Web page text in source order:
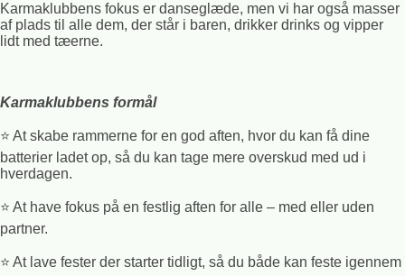
Karmaklubbens fokus er danseglæde, men vi har også masser
af plads til alle dem, der står i baren, drikker drinks og vipper
lidt med tæerne.
Karmaklubbens formål
⭐️ At skabe rammerne for en god aften, hvor du kan få dine
batterier ladet op, så du kan tage mere overskud med ud i
hverdagen.
⭐️ At have fokus på en festlig aften for alle – med eller uden
partner.
⭐️ At lave fester der starter tidligt, så du både kan feste igennem